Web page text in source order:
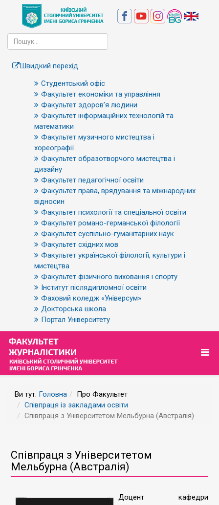
Швидкий перехід
Студентський офіс
Факультет економіки та управління
Факультет здоров’я людини
Факультет інформаційних технологій та
математики
Факультет музичного мистецтва і
хореографії
Факультет образотворчого мистецтва і
дизайну
Факультет педагогічної освіти
Факультет права, врядування та міжнародних
відносин
Факультет психології та спеціальної освіти
Факультет романо-германської філології
Факультет суспільно-гуманітарних наук
Факультет східних мов
Факультет української філології, культури і
мистецтва
Факультет фізичного виховання і спорту
Інститут післядипломної освіти
Фаховий коледж «Універсум»
Докторська школа
Портал Університету
Ви тут: Головна
Про Факультет
Співпраця із закладами освіти
Співпраця з Університетом Мельбурна (Австралія)
Співпраця з Університетом
Мельбурна (Австралія)
Доцент кафедри